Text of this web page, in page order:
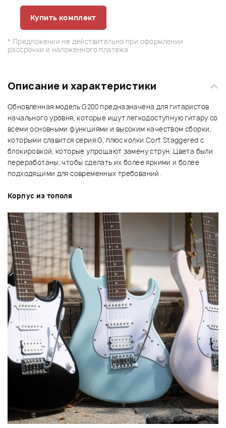
Купить комплект
* Предложении не действительно при оформлении
рассрочки и наложенного платежа
Описание и характеристики
Обновленная модель G200 предназначена для гитаристов
начального уровня, которые ищут легкодоступную гитару со
всеми основными функциями и высоким качеством сборки,
которыми славится серия G, плюс колки Cort Staggered с
блокировкой, которые упрощают замену струн. Цвета были
переработаны, чтобы сделать их более яркими и более
подходящими для современных требований.
Корпус из тополя